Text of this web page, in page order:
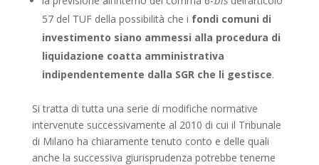
57 del TUF della possibilità che i fondi comuni di
investimento siano ammessi alla procedura di
liquidazione coatta amministrativa
indipendentemente dalla SGR che li gestisce.
Si tratta di tutta una serie di modifiche normative
intervenute successivamente al 2010 di cui il Tribunale
di Milano ha chiaramente tenuto conto e delle quali
anche la successiva giurisprudenza potrebbe tenerne